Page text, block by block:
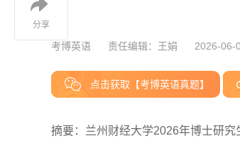
考博英语 责任编辑：王娟 2026-06-
点击获取【考博英语真题】
摘要：兰州财经大学2026年博士研
分享